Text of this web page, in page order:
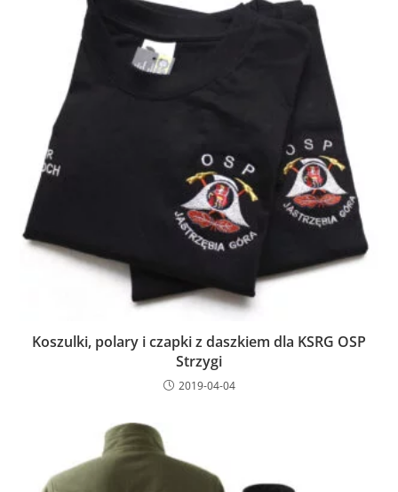
Koszulki, polary i czapki z daszkiem dla KSRG OSP
Strzygi
2019-04-04